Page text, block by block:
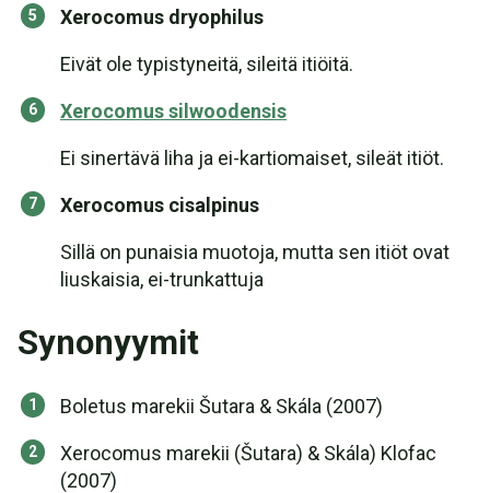
Xerocomus dryophilus
Eivät ole typistyneitä, sileitä itiöitä.
Xerocomus silwoodensis
Ei sinertävä liha ja ei-kartiomaiset, sileät itiöt.
Xerocomus cisalpinus
Sillä on punaisia muotoja, mutta sen itiöt ovat
liuskaisia, ei-trunkattuja
Synonyymit
Boletus marekii Šutara & Skála (2007)
Xerocomus marekii (Šutara) & Skála) Klofac
(2007)